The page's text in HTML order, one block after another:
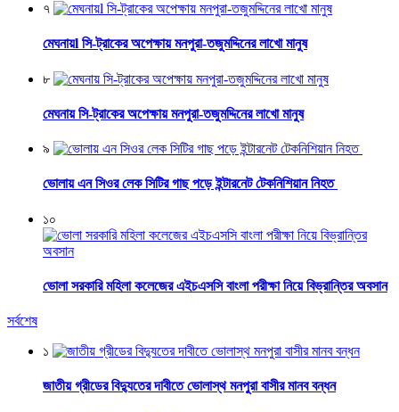
৭
মেঘনায়l সি-ট্রাকের অপেক্ষায় মনপুরা-তজুমদ্দিনের লাখো মানুষ
৮
মেঘনায় সি-ট্রাকের অপেক্ষায় মনপুরা-তজুমদ্দিনের লাখো মানুষ
৯
ভোলায় এন সিওর লেক সিটির গাছ পড়ে ইন্টারনেট টেকনিশিয়ান নিহত
১০
ভোলা সরকারি মহিলা কলেজের এইচএসসি বাংলা পরীক্ষা নিয়ে বিভ্রান্তির অবসান
সর্বশেষ
১
জাতীয় গ্রীডের বিদ্যুতের দাবীতে ভোলাস্থ মনপুরা বাসীর মানব বন্ধন